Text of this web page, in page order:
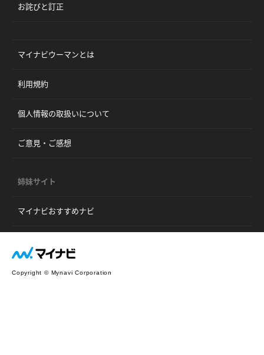
お詫びと訂正
マイナビウーマンとは
利用規約
個人情報の取扱いについて
ご意見・ご感想
姉妹サイト
マイナビおすすめナビ
Copyright © Mynavi Corporation